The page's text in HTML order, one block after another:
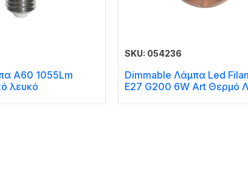
A60 1055Lm
λευκό
SKU: 054236
Dimmable Λάμπα Led
E27 G200 6W Art Θερμό